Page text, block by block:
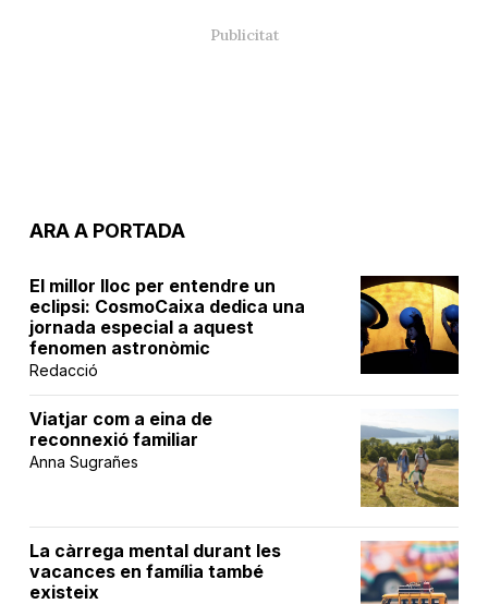
ARA A PORTADA
El millor lloc per entendre un
eclipsi: CosmoCaixa dedica una
jornada especial a aquest
fenomen astronòmic
Redacció
Viatjar com a eina de
reconnexió familiar
Anna Sugrañes
La càrrega mental durant les
vacances en família també
existeix